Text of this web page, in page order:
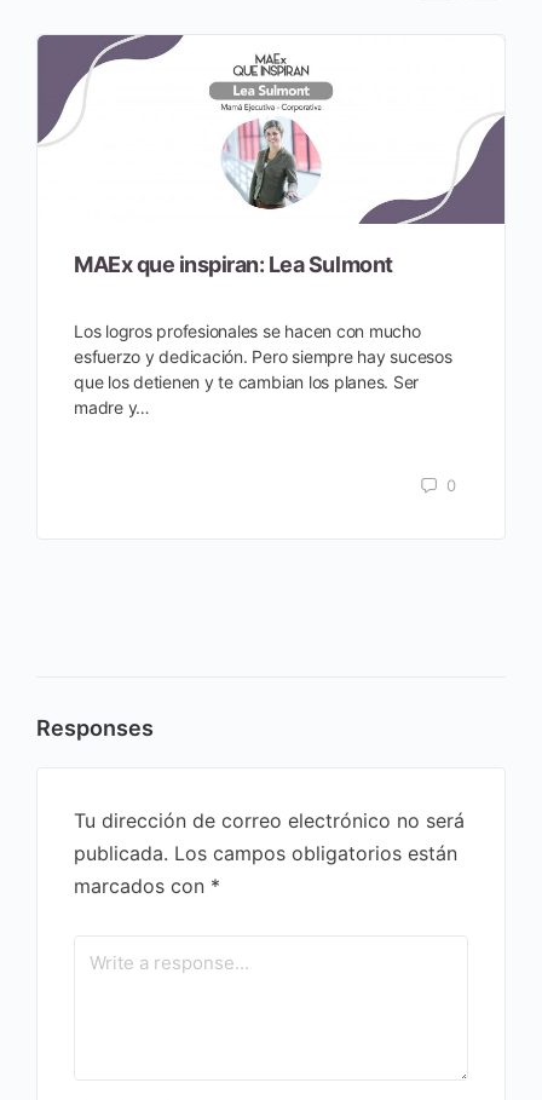
MAEx que inspiran: Lea Sulmont
Los logros profesionales se hacen con mucho
esfuerzo y dedicación. Pero siempre hay sucesos
que los detienen y te cambian los planes. Ser
madre y…
0
Responses
Tu dirección de correo electrónico no será
publicada. Los campos obligatorios están
marcados con *